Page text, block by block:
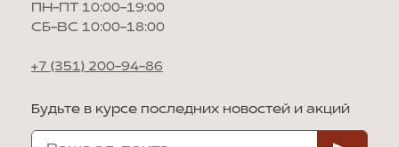
ПН-ПТ 10:00-19:00
СБ-ВС 10:00-18:00
+7 (351) 200-94-86
Будьте в курсе последних новостей и акций